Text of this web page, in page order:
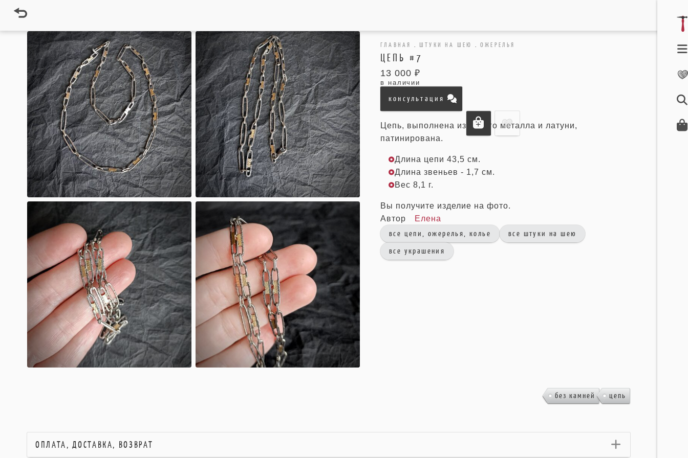
ГЛАВНАЯ . ШТУКИ НА ШЕЮ . ОЖЕРЕЛЬЯ
ЦЕПЬ #7
13 000 ₽
в наличии
консультация
Цепь, выполнена из белого металла и латуни,
патинирована.
Длина цепи 43,5 см.
Длина звеньев - 1,7 см.
Вес 8,1 г.
Вы получите изделие на фото.
Автор
Елена
все цепи, ожерелья, колье
все штуки на шею
все украшения
без камней , цепь
ОПЛАТА, ДОСТАВКА, ВОЗВРАТ